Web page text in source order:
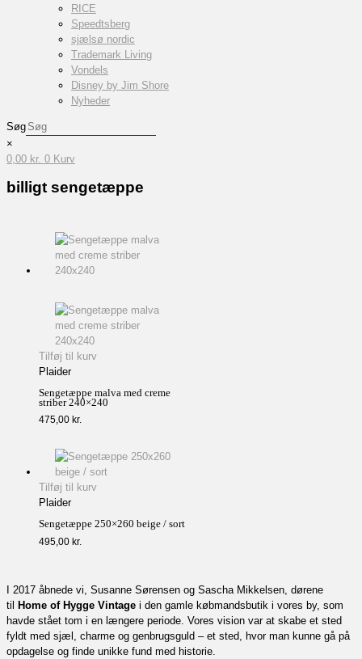
RICE
Speedtsberg
sjælsø nordic
Trademark Living
Vondels
Disney by Jim Shore
Nyheder
Søg
×
0,00 kr. 0 Kurv
billigt sengetæppe
Tilføj til kurv
Plaider
Sengetæppe malva med creme
striber 240×240
475,00 kr.
Tilføj til kurv
Plaider
Sengetæppe 250×260 beige / sort
495,00 kr.
I 2017 åbnede vi, Susanne Sørensen og Sascha Mikkelsen, dørene
til
Home of Hygge Vintage i den gamle købmandsbutik i vores by, som
havde stået tom i en længere periode. Vores vision var at skabe et sted
fyldt med sjæl, charme og genbrugsguld – et sted, hvor man kunne gå på
opdagelse og finde unikke fund med historie.